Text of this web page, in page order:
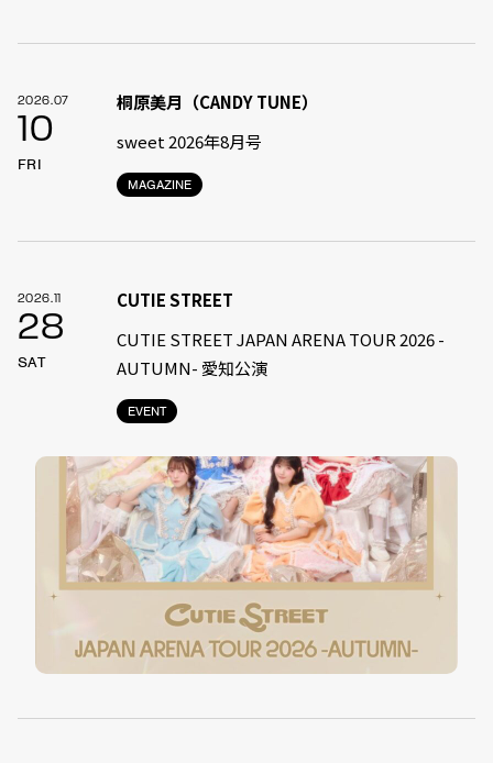
2026.07
10
FRI
MAGAZINE
桐原美月（CANDY TUNE）
sweet 2026年8月号
2026.11
28
SAT
EVENT
CUTIE STREET
CUTIE STREET JAPAN ARENA TOUR 2026 -
AUTUMN- 愛知公演